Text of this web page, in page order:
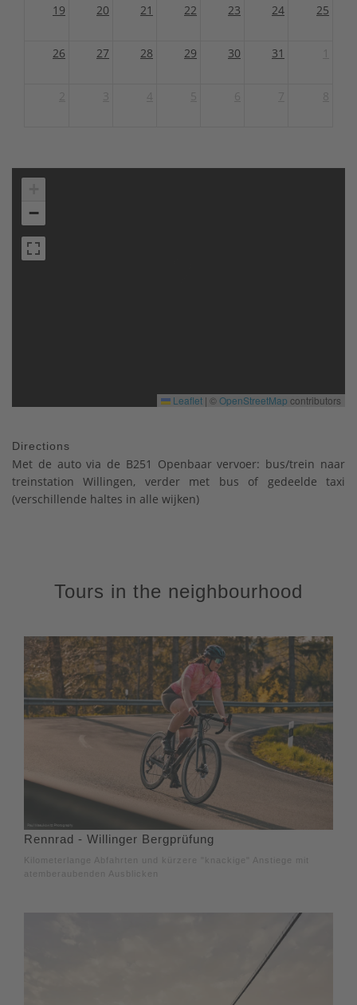
19 20 21 22 23 24 25
26 27 28 29 30 31
−
Leaflet | ©OpenStreetMap contributors
Directions
Met de auto via de B251 Openbaar vervoer: bus/trein naar
treinstation Willingen, verder met bus of gedeelde taxi
(verschillende haltes in alle wijken)
Tours in the neighbourhood
Rennrad - Willinger Bergprüfung
Kilometerlange Abfahrten und kürzere "knackige" Anstiege mit
atemberaubenden Ausblicken